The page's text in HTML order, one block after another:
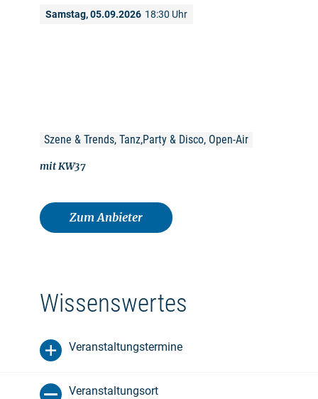
Samstag, 05.09.2026 18:30 Uhr
Szene & Trends, Tanz,Party & Disco, Open-Air
mit KW37
Zum Anbieter
Wissenswertes
Veranstaltungstermine
Veranstaltungsort